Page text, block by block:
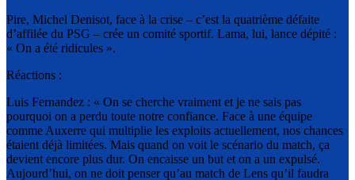
Pire, Michel Denisot, face à la crise – c’est la quatrième défaite
d’affilée du PSG – crée un comité sportif. Lama, lui, lance dépité :
« On a été ridicules ».
Réactions :
Luis Fernandez : « On se cherche vraiment et je ne sais pas
pourquoi on a perdu toute notre confiance. Face à une équipe
comme Auxerre qui multiplie les exploits actuellement, nos chances
étaient déjà limitées. Mais quand on voit le scénario du match, ça
devient encore plus dur. On encaisse un but et on a un expulsé.
Aujourd’hui, on ne doit penser qu’au match de Lens qu’il faudra